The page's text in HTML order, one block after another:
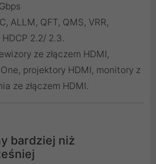
ALLM, QFT, QMS, VRR,
2.2/ 2.3.
ze złączem HDMI,
projektory HDMI, monitory z
ze złączem HDMI.
bardziej niż